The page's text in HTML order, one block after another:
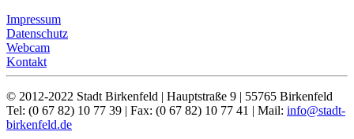
Impressum
Datenschutz
Webcam
Kontakt
© 2012-2022 Stadt Birkenfeld | Hauptstraße 9 | 55765 Birkenfeld
Tel: (0 67 82) 10 77 39 | Fax: (0 67 82) 10 77 41 | Mail: info@stadt-
birkenfeld.de